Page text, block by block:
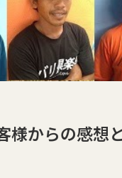
様からの感想